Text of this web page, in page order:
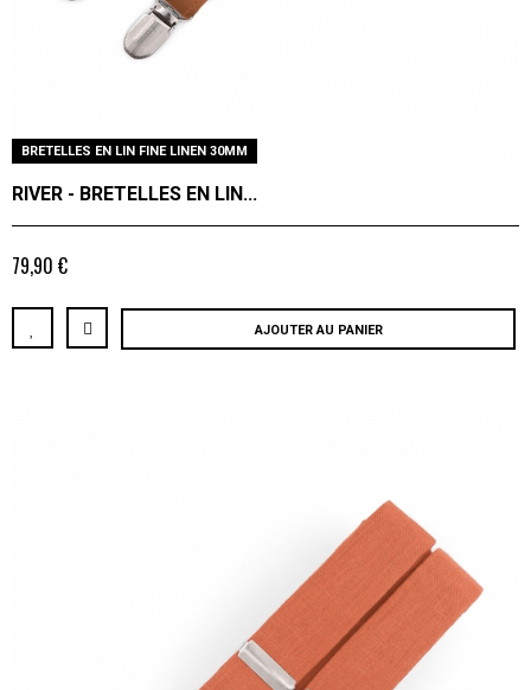
BRETELLES EN LIN FINE LINEN 30MM
RIVER - BRETELLES EN LIN...
79,90 €
AJOUTER AU PANIER